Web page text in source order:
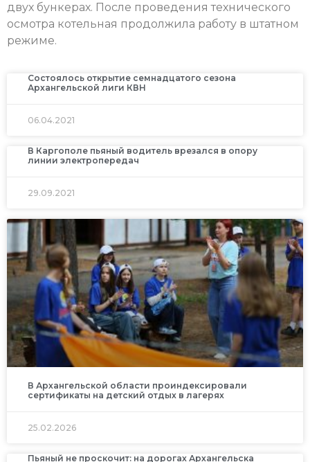
двух бункерах. После проведения технического
осмотра котельная продолжила работу в штатном
режиме.
Состоялось открытие семнадцатого сезона
Архангельской лиги КВН
06.04.2021
В Каргополе пьяный водитель врезался в опору
линии электропередач
29.09.2021
В Архангельской области проиндексировали
сертификаты на детский отдых в лагерях
25.02.2026
Пьяный не проскочит: на дорогах Архангельска